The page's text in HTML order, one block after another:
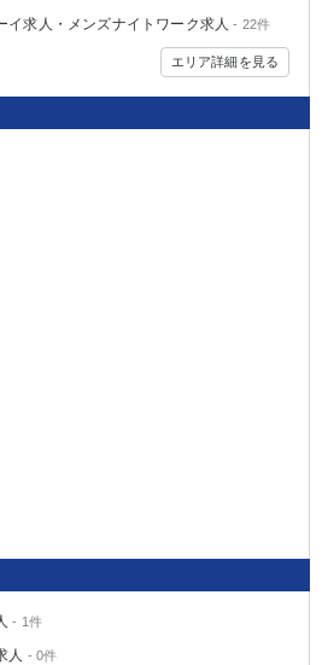
イ求人・メンズナイトワーク求人 - 22件
エリア詳細を見る
- 1件
人 - 0件
口）